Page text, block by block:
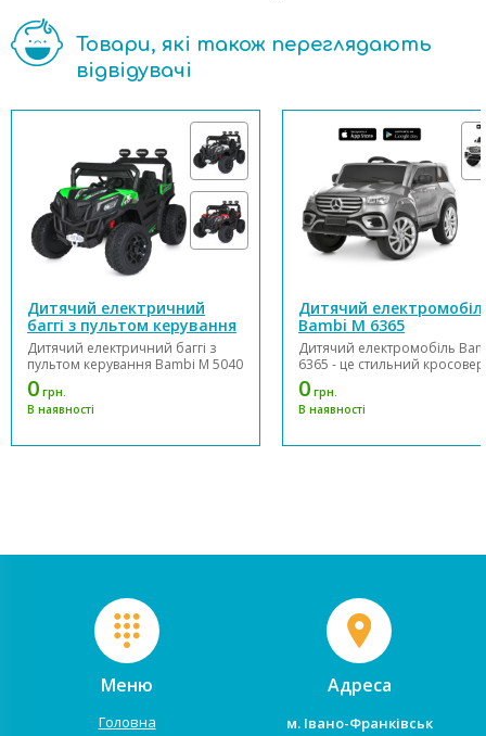
Товари, які також переглядають
відвідувачі
Дитячий електричний
баггі з пультом керування
Bambi M 5040
Дитячий електричний баггі з
пультом керування Bambi M 5040
виконаний в оригінальному
дизайні та обладнаний сидінням
з еко шкіри. Електромобіль
акумуляторами по 12V/9Ah.
0 грн.
В наявності
Дитячий
Bambi M 6365
Дитячий електромобіль
6365 - це стильний кросовер
преміального дизайну, який
стане чудовим подарунком
маленького автолюбителя.
зовнішній вигляд,
0 грн.
В наявності
Меню
Головна
Адреса
м. Івано-Франківськ